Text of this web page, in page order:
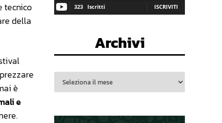
tecnico
della
è
e
323 Iscritti ISCRIVITI
Archivi